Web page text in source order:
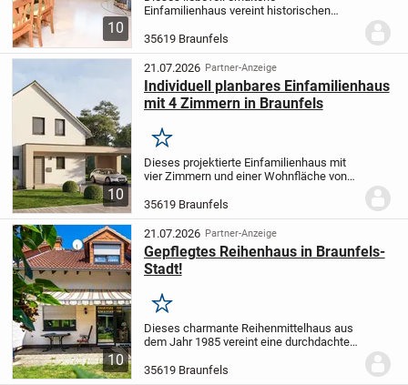
10
Einfamilienhaus vereint historischen
Ursprungsbaujahr des Hauses liegt im
Jahr 1910, ein umfangreicher Umbau und
Anbau erfolgte 1970....
35619 Braunfels
10
21.07.2026 Partner-Anzeige
Individuell planbares Einfamilienhaus
mit 4 Zimmern in Braunfels
Merken
Dieses projektierte Einfamilienhaus mit
vier Zimmern und einer Wohnfläche von
Grundstück von 588 m² in Braunfels
eröffnet Ihnen die Möglichkeit, Ihr
zukünftiges...
35619 Braunfels
10
21.07.2026 Partner-Anzeige
Gepflegtes Reihenhaus in Braunfels-
Stadt!
Merken
Dieses charmante Reihenmittelhaus aus
dem Jahr 1985 vereint eine durchdachte
Wohnatmosphäre und eine attraktive
35619 Braunfels